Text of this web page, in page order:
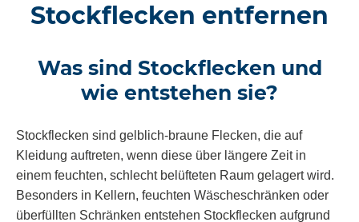
Stockflecken entfernen
Was sind Stockflecken und
wie entstehen sie?
Stockflecken sind gelblich-braune Flecken, die auf
Kleidung auftreten, wenn diese über längere Zeit in
einem feuchten, schlecht belüfteten Raum gelagert wird.
Besonders in Kellern, feuchten Wäscheschränken oder
überfüllten Schränken entstehen Stockflecken aufgrund